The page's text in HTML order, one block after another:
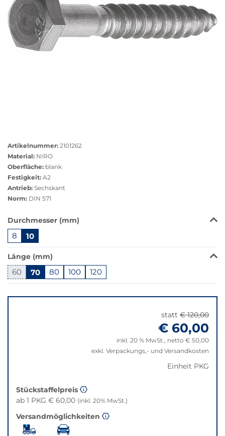
anzeigen
Artikelnummer: 2101262
Material: NIRO
Oberfläche: blank
Festigkeit: A2
Antrieb: Sechskant
Norm: DIN 571
Das
ist
in
dieser
Variante
nicht
Bei
Alternative
der
gewünschten
Variante.
Durchmesser (mm)
8 10
Länge (mm)
60 70 80 100 120
zu
statt € 120,00
€ 60,00
inkl. 20 % MwSt., netto € 50,00
exkl. Verpackungs,- und Versandkosten
Einheit PKG
Stückstaffelpreis
ab 1 PKG € 60,00 (inkl. 20% MwSt.)
Versandmöglichkeiten